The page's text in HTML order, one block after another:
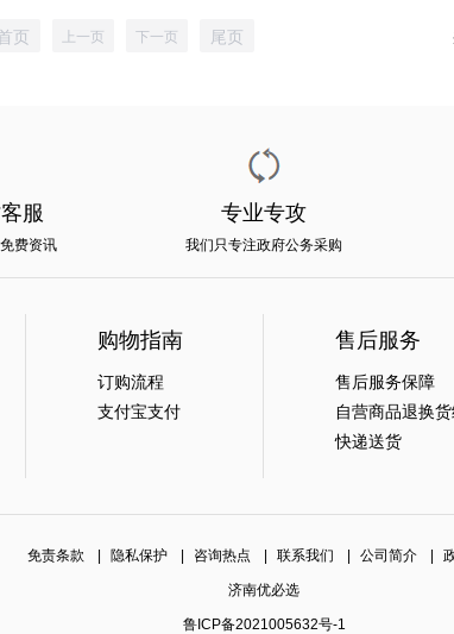
页 上一页 下一页 尾页
服
费资讯
专业专攻
我们只专注政府公务采购
购物指南
订购流程
支付宝支付
售后服务
售后服务保障
自营商品退换货
快递送货
免责条款 隐私保护 咨询热点 联系我们 公司简介
济南优必选
鲁ICP备2021005632号-1